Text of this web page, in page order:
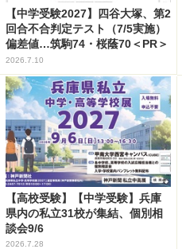
【中学受験2027】四谷大塚、第2
回合不合判定テスト（7/5実施）
偏差値…筑駒74・桜蔭70＜PR＞
2026.7.10
【高校受験】【中学受験】兵庫
県内の私立31校が集結、個別相
談会9/6
2026.7.28